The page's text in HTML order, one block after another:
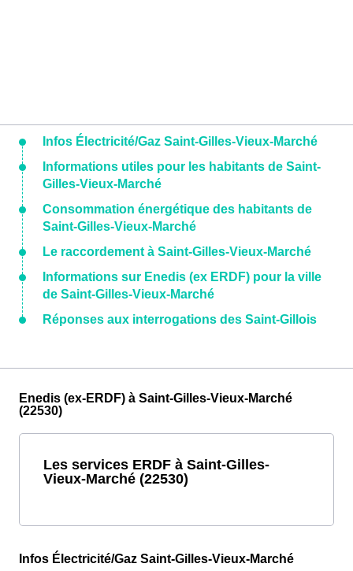
Infos Électricité/Gaz Saint-Gilles-Vieux-Marché
Informations utiles pour les habitants de Saint-
Gilles-Vieux-Marché
Consommation énergétique des habitants de
Saint-Gilles-Vieux-Marché
Le raccordement à Saint-Gilles-Vieux-Marché
Informations sur Enedis (ex ERDF) pour la ville
de Saint-Gilles-Vieux-Marché
Réponses aux interrogations des Saint-Gillois
Enedis (ex-ERDF) à Saint-Gilles-Vieux-Marché
(22530)
Les services ERDF à Saint-Gilles-
Vieux-Marché (22530)
Infos Électricité/Gaz Saint-Gilles-Vieux-Marché